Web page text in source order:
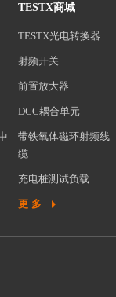
TESTX商城
TESTX光电转换器
射频开关
前置放大器
DCC耦合单元
带铁氧体磁环射频线
缆
充电桩测试负载
前置放大器保护器
更多